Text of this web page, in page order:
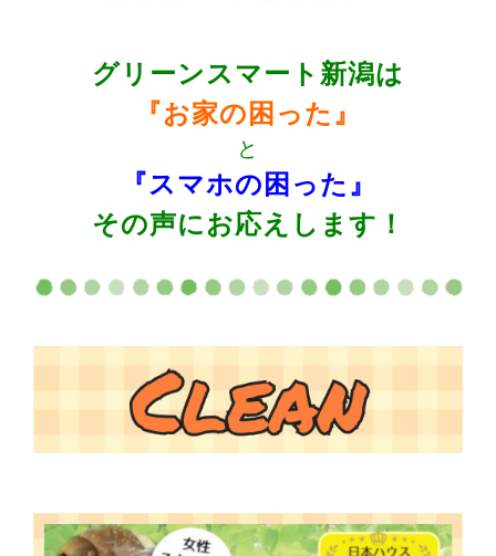
グリーンスマート新潟は
『お家の困った』
と
『スマホの困った』
その声にお応えします！